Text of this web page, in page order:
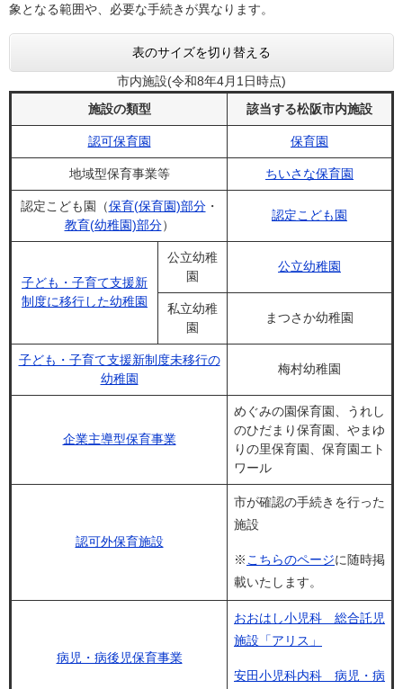
象となる範囲や、必要な手続きが異なります。
表のサイズを切り替える
市内施設(令和8年4月1日時点)
施設の類型
該当する松阪市内施設
認可保育園 保育園
地域型保育事業等 ちいさな保育園
認定こども園（保育(保育園)部分・
教育(幼稚園)部分）
認定こども園
子ども・子育て支援新
制度に移行した幼稚園
公立幼稚
園
公立幼稚園
私立幼稚
園
まつさか幼稚園
子ども・子育て支援新制度未移行の
幼稚園
梅村幼稚園
企業主導型保育事業
めぐみの園保育園、うれし
のひだまり保育園、やまゆ
りの里保育園、保育園エト
ワール
認可外保育施設
市が確認の手続きを行った
施設
※ こちらのページに随時掲
載いたします。
病児・病後児保育事業
おおはし小児科 総合託児
施設「アリス」
安田小児科内科 病児・病